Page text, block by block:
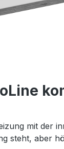
mit der
steht, aber